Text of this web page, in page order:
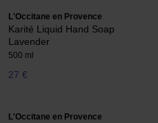
L'Occitane en Provence
Karité Liquid Hand Soap
Lavender
500 ml
27 €
L'Occitane en Provence